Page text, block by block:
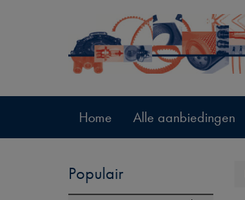
Home Alle aanbiedingen
Populair